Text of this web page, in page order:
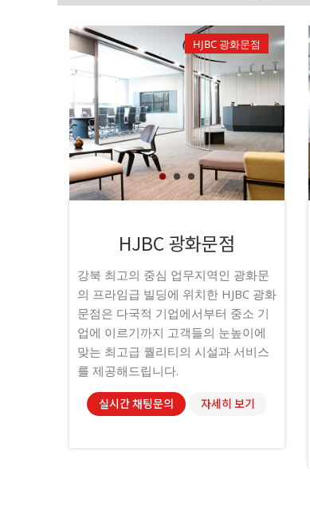
HJBC 광화문점
1 2 3
1 2 3
HJBC 광화문점
강북 최고의 중심 업무지역인 광화문
의 프라임급 빌딩에 위치한 HJBC 광화
문점은 다국적 기업에서부터 중소 기
업에 이르기까지 고객들의 눈높이에
맞는 최고급 퀄리티의 시설과 서비스
를 제공해드립니다.
실시간 채팅문의 자세히 보기